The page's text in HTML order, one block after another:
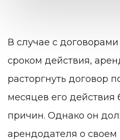
В случае с
сроком действия,
расторгнуть договор
месяцев его действия
причин. Однако он
арендодателя о